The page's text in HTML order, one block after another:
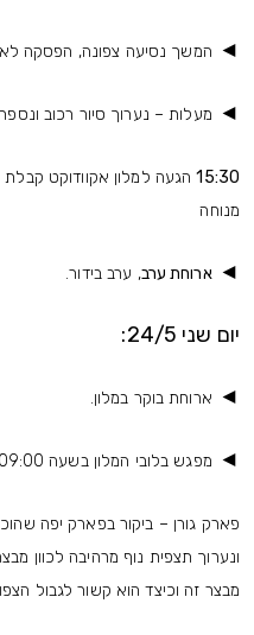
◄ המשך נסיעה צפונה, הפסקה
◄ מעלות – נערוך סיור רכוב
15:30הגעה למלון אקוודוקט קבלת
מנוחה
◄ארוחת ערב, ערב בידור.
יום שני 24/5:
◄ ארוחת בוקר במלון.
◄ מפגש בלובי המלון בשעה 09:00 יציאה לטיול מודרך -
פארק גורן – ביקור בפארק יפה
ונערוך תצפית נוף מרהיבה לכוון
מבצר זה וכיצד הוא קשור לגבול